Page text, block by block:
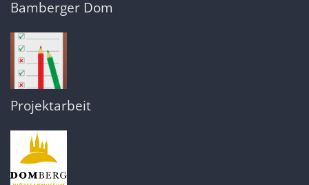
Bamberger Dom
Projektarbeit